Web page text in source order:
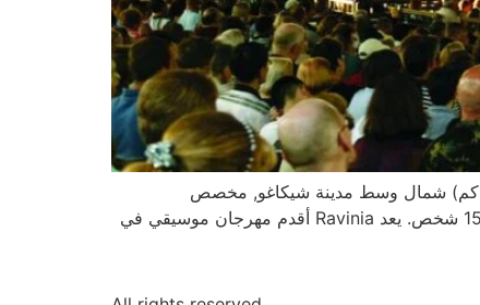
Ravinia هي عبارة عن مركز عالمي للفعاليات والتعليم بمساحة 36 فداناً ضمن مدينة Highland Park حوالي 26 ميلاً (42 كم) شمال وسط مدينة شيكاغو, مخصص
للموسيقى الكلاسيكية والمعاصرة. يتسع هيكله ذو السقف المفتوح لـ 3350 مقعداً، بينما يمكن للحديقة أن تتسع لحوالي 15000 شخص. يعد Ravinia أقدم مهرجان موسيقي في